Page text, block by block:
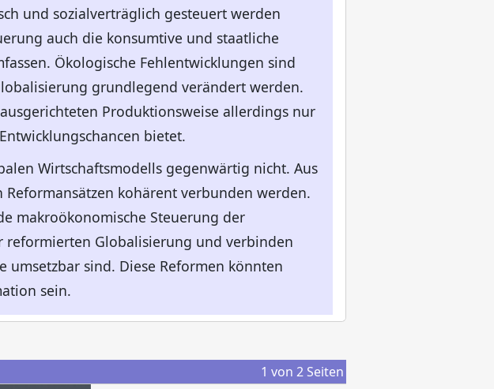
und sozialverträglich gesteuert werden
auch die konsumtive und staatliche
Ökologische Fehlentwicklungen sind
grundlegend verändert werden.
Produktionsweise allerdings nur
bietet.
Wirtschaftsmodells gegenwärtig nicht. Aus
kohärent verbunden werden.
makroökonomische Steuerung der
reformierten Globalisierung und verbinden
sind. Diese Reformen könnten
sein.
1 von 2Seiten